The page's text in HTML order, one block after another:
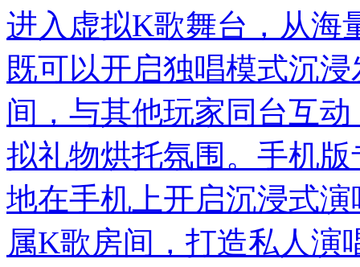
进入虚拟K歌舞台，从海
既可以开启独唱模式沉
间，与其他玩家同台互
拟礼物烘托氛围。手机
地在手机上开启沉浸式
属K歌房间，打造私人演